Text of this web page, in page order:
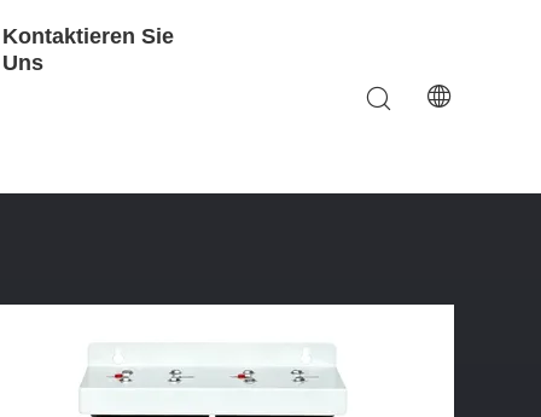
Kontaktieren Sie
Uns